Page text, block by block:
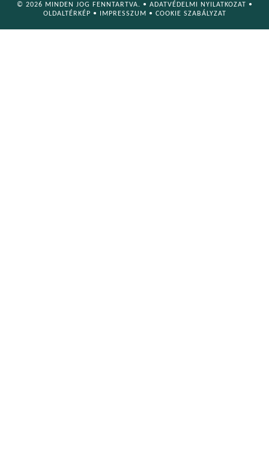
© 2026 MINDEN JOG FENNTARTVA. • ADATVÉDELMI NYILATKOZAT •
OLDALTÉRKÉP • IMPRESSZUM • COOKIE SZABÁLYZAT